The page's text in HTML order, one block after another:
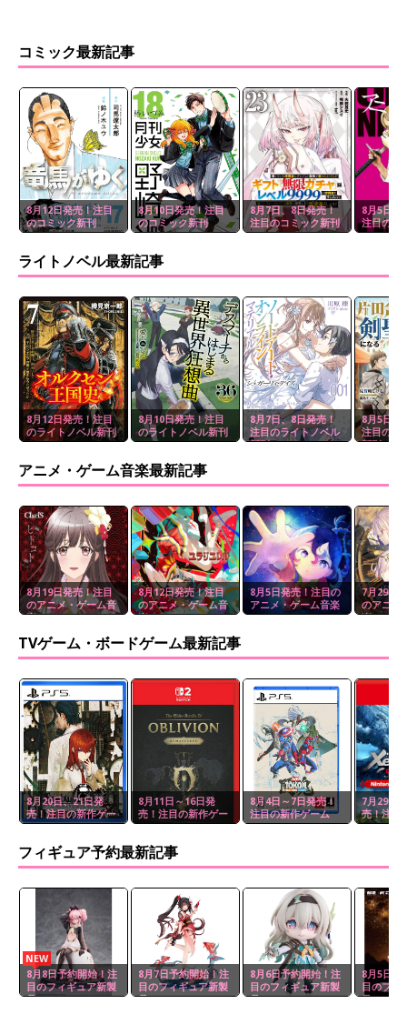
コミック最新記事
8月12日発売！注目
のコミック新刊
8月10日発売！注目
のコミック新刊
8月7日、8日発売！
注目のコミック新刊
8月5日、
注目のコ
ライトノベル最新記事
8月12日発売！注目
のライトノベル新刊
8月10日発売！注目
のライトノベル新刊
8月7日、8日発売！
注目のライトノベル
新刊
8月5日、
注目のラ
新刊
アニメ・ゲーム音楽最新記事
8月19日発売！注目
のアニメ・ゲーム音
楽
8月12日発売！注目
のアニメ・ゲーム音
楽
8月5日発売！注目の
アニメ・ゲーム音楽
7月29日
のアニメ
楽
TVゲーム・ボードゲーム最新記事
8月20日、21日発
売！注目の新作ゲー
ム
8月11日～16日発
売！注目の新作ゲー
ム
8月4日～7日発売！
注目の新作ゲーム
7月29日
売！注目
ム
フィギュア予約最新記事
8月8日予約開始！注
目のフィギュア新製
品
NEW
8月7日予約開始！注
目のフィギュア新製
品
8月6日予約開始！注
目のフィギュア新製
品
8月5日予
目のフィ
品